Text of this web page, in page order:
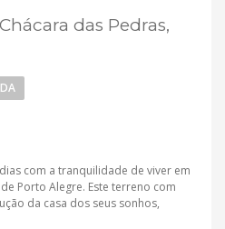
das Pedras,
com a tranquilidade de viver em
Porto Alegre. Este terreno com
da casa dos seus sonhos,